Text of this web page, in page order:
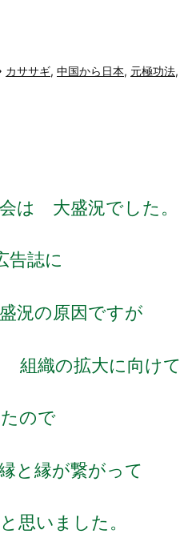
カササギ, 中国から日本, 元極功法,
は 大盛況でした。
告誌に
況の原因ですが
織の拡大に向けて
ので
縁が繋がって
思いました。